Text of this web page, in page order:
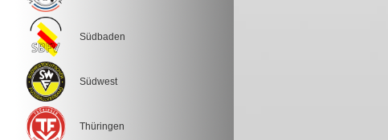
Südbaden
Südwest
Thüringen